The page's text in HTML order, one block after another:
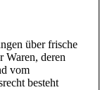
über frische
Waren, deren
vom
besteht